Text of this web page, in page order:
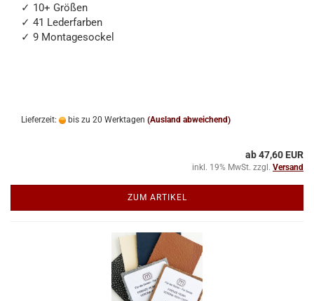
✓ 10+ Größen
✓ 41 Lederfarben
✓ 9 Montagesockel
Lieferzeit: bis zu 20 Werktagen (Ausland abweichend)
ab 47,60 EUR
inkl. 19% MwSt. zzgl. Versand
ZUM ARTIKEL